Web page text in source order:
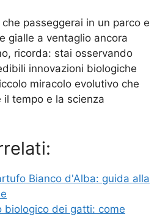
passeggerai in un parco e
gialle a ventaglio ancora
ricorda: stai osservando
innovazioni biologiche
miracolo evolutivo che
tempo e la scienza
Bianco d'Alba: guida alla
biologico dei gatti: come